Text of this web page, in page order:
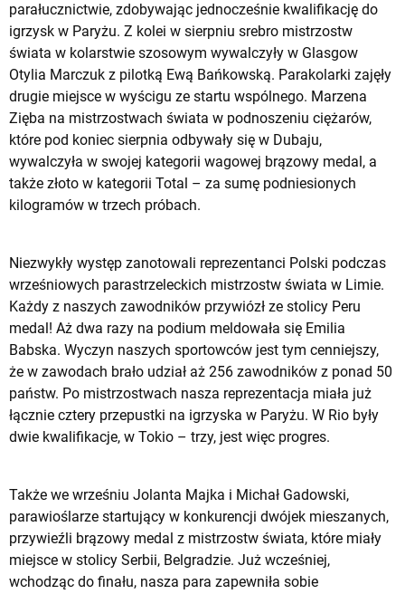
parałucznictwie, zdobywając jednocześnie kwalifikację do
igrzysk w Paryżu. Z kolei w sierpniu srebro mistrzostw
świata w kolarstwie szosowym wywalczyły w Glasgow
Otylia Marczuk z pilotką Ewą Bańkowską. Parakolarki zajęły
drugie miejsce w wyścigu ze startu wspólnego. Marzena
Zięba na mistrzostwach świata w podnoszeniu ciężarów,
które pod koniec sierpnia odbywały się w Dubaju,
wywalczyła w swojej kategorii wagowej brązowy medal, a
także złoto w kategorii Total – za sumę podniesionych
kilogramów w trzech próbach.
Niezwykły występ zanotowali reprezentanci Polski podczas
wrześniowych parastrzeleckich mistrzostw świata w Limie.
Każdy z naszych zawodników przywiózł ze stolicy Peru
medal! Aż dwa razy na podium meldowała się Emilia
Babska. Wyczyn naszych sportowców jest tym cenniejszy,
że w zawodach brało udział aż 256 zawodników z ponad 50
państw. Po mistrzostwach nasza reprezentacja miała już
łącznie cztery przepustki na igrzyska w Paryżu. W Rio były
dwie kwalifikacje, w Tokio – trzy, jest więc progres.
Także we wrześniu Jolanta Majka i Michał Gadowski,
parawioślarze startujący w konkurencji dwójek mieszanych,
przywieźli brązowy medal z mistrzostw świata, które miały
miejsce w stolicy Serbii, Belgradzie. Już wcześniej,
wchodząc do finału, nasza para zapewniła sobie